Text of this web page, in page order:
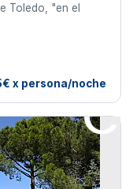
Toledo, "en el
x persona/noche